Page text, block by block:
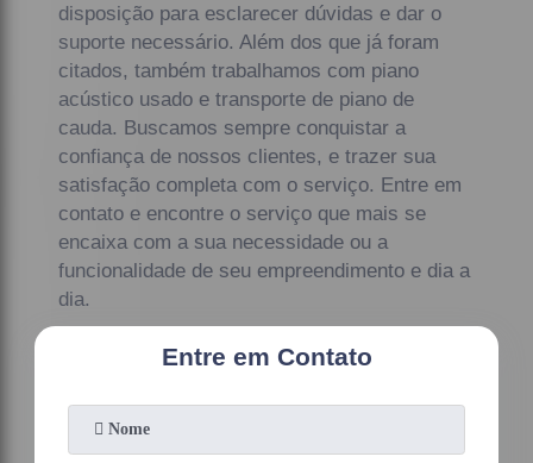
disposição para esclarecer dúvidas e dar o
suporte necessário. Além dos que já foram
citados, também trabalhamos com piano
acústico usado e transporte de piano de
cauda. Buscamos sempre conquistar a
confiança de nossos clientes, e trazer sua
satisfação completa com o serviço. Entre em
contato e encontre o serviço que mais se
encaixa com a sua necessidade ou a
funcionalidade de seu empreendimento e dia a
dia.
Entre em Contato